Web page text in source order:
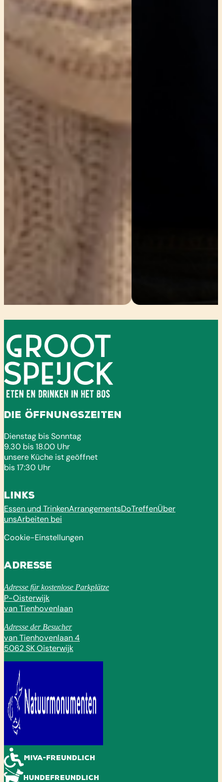
Die Öffnungszeiten
Dienstag bis Sonntag
9.30 bis 18.00 Uhr
unsere Küche ist geöffnet
bis 17:30 Uhr
Links
Essen und TrinkenArrangementsDoTreffenÜber
unsArbeiten bei
Cookie-Einstellungen
Adresse
Adresse für kostenlose Parkplätze
P-Oisterwijk
van Tienhovenlaan
Adresse der Besucher
van Tienhovenlaan 4
5062 SK Oisterwijk
Miva-freundlich
Hundefreundlich